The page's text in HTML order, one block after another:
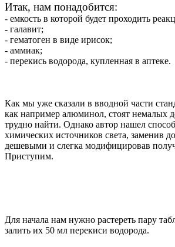
Итак, нам понадобится:
- емкость в которой будет проходить
- галавит;
- гематоген в виде ирисок;
- аммиак;
- перекись водорода, купленная в аптеке.
Как мы уже сказали в вводной части
как например алюминол, стоят немалых
трудно найти. Однако автор нашел
химических источников света, заменив
дешевыми и слегка модифицировав
Приступим.
Для начала нам нужно растереть пару
залить их 50 мл перекиси водорода.